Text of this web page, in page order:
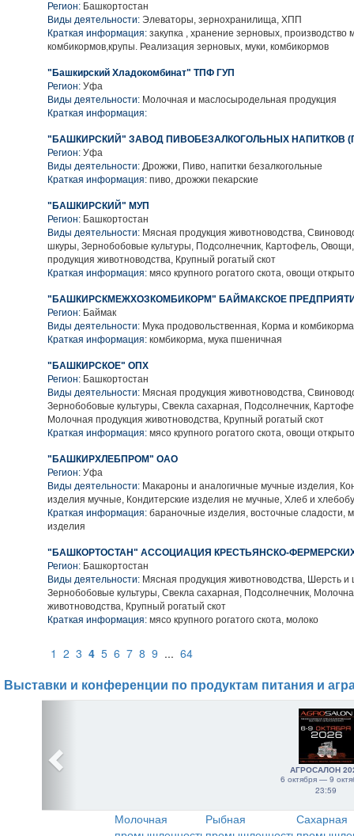
Регион: Башкортостан
Виды деятельности: Элеваторы, зернохранилища, ХПП
Краткая информация: закупка , хранение зерновых, производство
комбикормов,крупы. Реализация зерновых, муки, комбикормов
"Башкирский Хладокомбинат" ТПФ ГУП
Регион: Уфа
Виды деятельности: Молочная и маслосыродельная продукция
Краткая информация:
"БАШКИРСКИЙ" ЗАВОД ПИВОБЕЗАЛКОГОЛЬНЫХ НАПИТКОВ
Регион: Уфа
Виды деятельности: Дрожжи, Пиво, напитки безалкогольные
Краткая информация: пиво, дрожжи пекарские
"БАШКИРСКИЙ" МУП
Регион: Башкортостан
Виды деятельности: Мясная продукция животноводства,
шкуры, Зернобобовые культуры, Подсолнечник, Картофель,
продукция животноводства, Крупный рогатый скот
Краткая информация: мясо крупного рогатого скота, овощи
"БАШКИРСКМЕЖХОЗКОМБИКОРМ" БАЙМАКСКОЕ
Регион: Баймак
Виды деятельности: Мука продовольственная, Корма и комбикорма
Краткая информация: комбикорма, мука пшеничная
"БАШКИРСКОЕ" ОПХ
Регион: Башкортостан
Виды деятельности: Мясная продукция животноводства,
Зернобобовые культуры, Свекла сахарная, Подсолнечник,
Молочная продукция животноводства, Крупный рогатый скот
Краткая информация: мясо крупного рогатого скота, овощи
"БАШКИРХЛЕБПРОМ" ОАО
Регион: Уфа
Виды деятельности: Макароны и аналогичные мучные изделия,
изделия мучные, Кондитерские изделия не мучные, Хлеб и
Краткая информация: бараночные изделия, восточные сладости,
изделия
"БАШКОРТОСТАН" АССОЦИАЦИЯ КРЕСТЬЯНСКО-
Регион: Башкортостан
Виды деятельности: Мясная продукция животноводства, Шерсть и
Зернобобовые культуры, Свекла сахарная, Подсолнечник,
животноводства, Крупный рогатый скот
Краткая информация: мясо крупного рогатого скота, молоко
1 2 3 4 5 6 7 8 9 ... 64
Выставки и конференции по продуктам питания и
АГРОСАЛОН
6 октября — 9
23:59
Молочная
Рыбная
Сахарная